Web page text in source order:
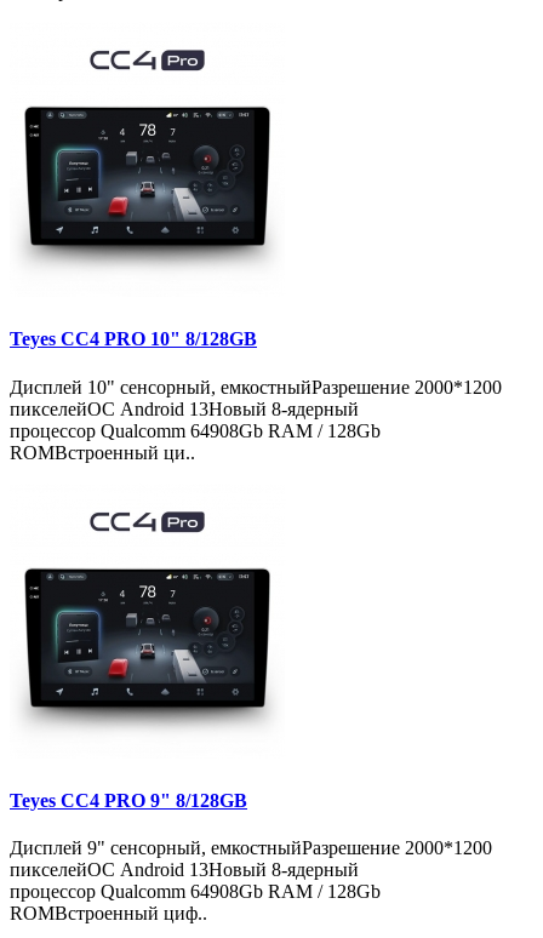
Teyes CC4 PRO 10" 8/128GB
Дисплей 10" сенсорный, емкостныйРазрешение 2000*1200
пикселейОС Android 13Новый 8-ядерный
процессор Qualcomm 64908Gb RAM / 128Gb
ROMВстроенный ци..
Teyes CC4 PRO 9" 8/128GB
Дисплей 9" сенсорный, емкостныйРазрешение 2000*1200
пикселейОС Android 13Новый 8-ядерный
процессор Qualcomm 64908Gb RAM / 128Gb
ROMВстроенный циф..